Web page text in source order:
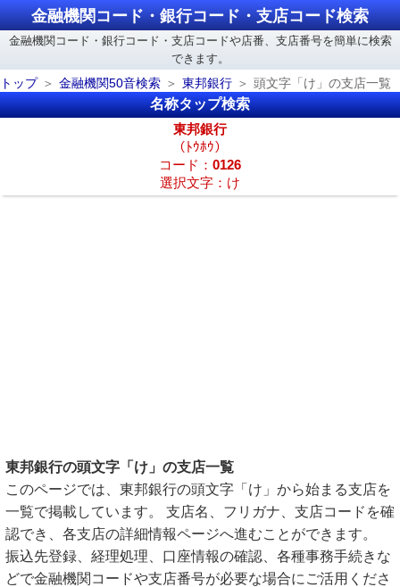
金融機関コード・銀行コード・支店コード検索
金融機関コード・銀行コード・支店コードや店番、支店番号を簡単に検索
できます。
トップ
金融機関50音検索 東邦銀行 頭文字「け」の支店一覧
名称タップ検索
東邦銀行
（ﾄｳﾎｳ）
コード： 0126
選択文字：け
東邦銀行の頭文字「け」の支店一覧
このページでは、東邦銀行の頭文字「け」から始まる支店を
一覧で掲載しています。 支店名、フリガナ、支店コードを確
認でき、各支店の詳細情報ページへ進むことができます。
振込先登録、経理処理、口座情報の確認、各種事務手続きな
どで金融機関コードや支店番号が必要な場合にご活用くださ